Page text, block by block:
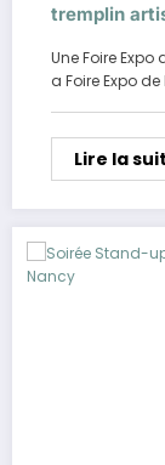
tremplin
Une Foire
a Foire Expo
Lire la